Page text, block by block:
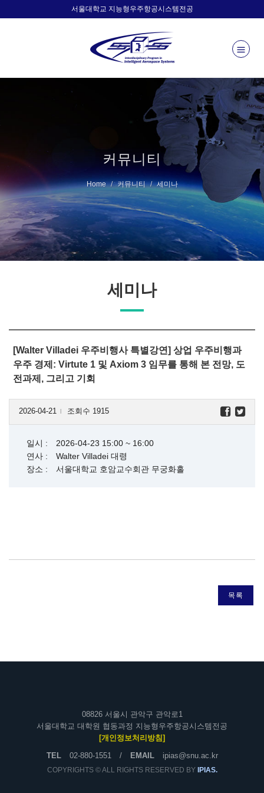
서울대학교 지능형우주항공시스템전공
커뮤니티
Home 커뮤니티 세미나
세미나
[Walter Villadei 우주비행사 특별강연] 상업 우주비행과
우주 경제: Virtute 1 및 Axiom 3 임무를 통해 본 전망, 도
전과제, 그리고 기회
2026-04-21 l 조회수 1915
일시 :
2026-04-23 15:00 ~ 16:00
연사 :
Walter Villadei 대령
장소 :
서울대학교 호암교수회관 무궁화홀
목록
08826 서울시 관악구 관악로1
서울대학교 대학원 협동과정 지능형우주항공시스템전공
[개인정보처리방침]
TEL
02-880-1551 / EMAIL ipias@snu.ac.kr
COPYRIGHTS © ALL RIGHTS RESERVED BY IPIAS.